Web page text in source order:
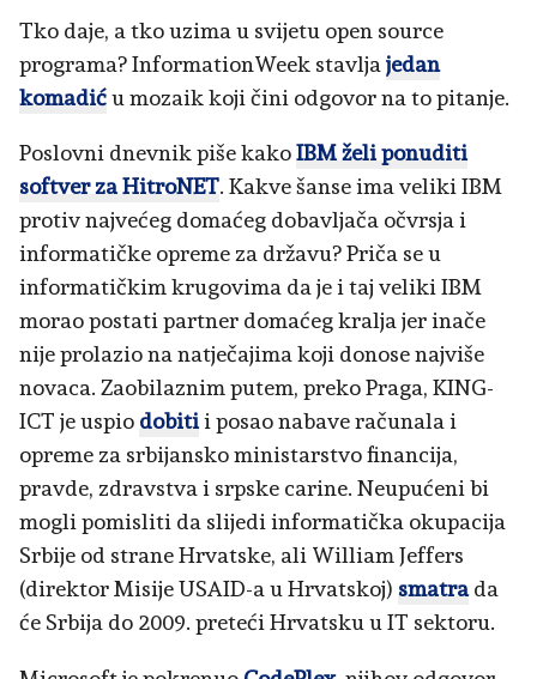
Tko daje, a tko uzima u svijetu open source
programa? InformationWeek stavlja jedan
komadiću mozaik koji čini odgovor na to pitanje.
Poslovni dnevnik piše kakoIBM želi ponuditi
softver za HitroNET. Kakve šanse ima veliki IBM
protiv najvećeg domaćeg dobavljača očvrsja i
informatičke opreme za državu? Priča se u
informatičkim krugovima da je i taj veliki IBM
morao postati partner domaćeg kralja jer inače
nije prolazio na natječajima koji donose najviše
novaca. Zaobilaznim putem, preko Praga, KING-
ICT je uspio dobitii posao nabave računala i
opreme za srbijansko ministarstvo financija,
pravde, zdravstva i srpske carine. Neupućeni bi
mogli pomisliti da slijedi informatička okupacija
Srbije od strane Hrvatske, ali William Jeffers
(direktor Misije USAID-a u Hrvatskoj) smatrada
će Srbija do 2009. preteći Hrvatsku u IT sektoru.